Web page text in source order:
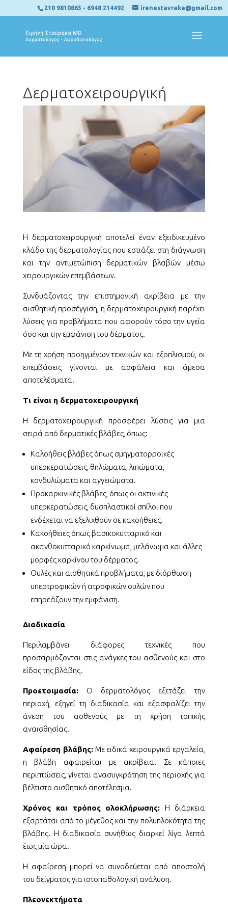
210 9810863 - 6948 214492 irenestavraka@gmail.com
Δερματοχειρουργική
Η δερματοχειρουργική αποτελεί έναν εξειδικευμένο
κλάδο της δερματολογίας που εστιάζει στη διάγνωση
και την αντιμετώπιση δερματικών βλαβών μέσω
χειρουργικών επεμβάσεων.
Συνδυάζοντας την επιστημονική ακρίβεια με την
αισθητική προσέγγιση, η δερματοχειρουργική παρέχει
λύσεις για προβλήματα που αφορούν τόσο την υγεία
όσο και την εμφάνιση του δέρματος.
Με τη χρήση προηγμένων τεχνικών και εξοπλισμού, οι
επεμβάσεις γίνονται με ασφάλεια και άμεσα
αποτελέσματα.
Τι είναι η δερματοχειρουργική
Η δερματοχειρουργική προσφέρει λύσεις για μια
σειρά από δερματικές βλάβες, όπως:
Καλοήθεις βλάβες όπως σμηγματορροϊκές
υπερκερατώσεις, θηλώματα, λιπώματα,
κονδυλώματα και αγγειώματα.
Προκαρκινικές βλάβες, όπως οι ακτινικές
υπερκερατώσεις, δυσπλαστικοί σπίλοι που
ενδέχεται να εξελιχθούν σε κακοήθειες.
Κακοήθειες όπως βασικοκυτταρικό και
ακανθοκυτταρικό καρκίνωμα, μελάνωμα και άλλες
μορφές καρκίνου του δέρματος.
Ουλές και αισθητικά προβλήματα, με διόρθωση
υπερτροφικών ή ατροφικών ουλών που
επηρεάζουν την εμφάνιση.
Διαδικασία
Περιλαμβάνει διάφορες τεχνικές που
προσαρμόζονται στις ανάγκες του ασθενούς και στο
είδος της βλάβης.
Προετοιμασία:Ο δερματολόγος εξετάζει την
περιοχή, εξηγεί τη διαδικασία και εξασφαλίζει την
άνεση του ασθενούς με τη χρήση τοπικής
αναισθησίας.
Αφαίρεση βλάβης:Με ειδικά χειρουργικά εργαλεία,
η βλάβη αφαιρείται με ακρίβεια. Σε κάποιες
περιπτώσεις, γίνεται ανασυγκρότηση της περιοχής για
βέλτιστο αισθητικό αποτέλεσμα.
Χρόνος και τρόπος ολοκλήρωσης:Η διάρκεια
εξαρτάται από το μέγεθος και την πολυπλοκότητα της
βλάβης. Η διαδικασία συνήθως διαρκεί λίγα λεπτά
έως μία ώρα.
Η αφαίρεση μπορεί να συνοδεύεται από αποστολή
του δείγματος για ιστοπαθολογική ανάλυση.
Πλεονεκτήματα